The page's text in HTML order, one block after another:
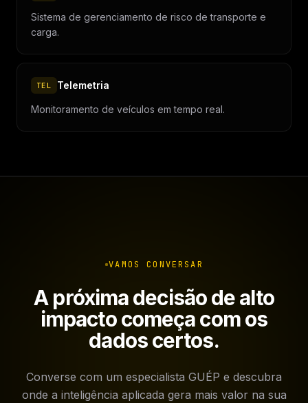
Sistema de gerenciamento de risco de transporte e
carga.
TEL Telemetria
Monitoramento de veículos em tempo real.
VAMOS CONVERSAR
A próxima decisão de alto
impacto começa com os
dados certos.
Converse com um especialista GUÉP e descubra
onde a inteligência aplicada gera mais valor na sua